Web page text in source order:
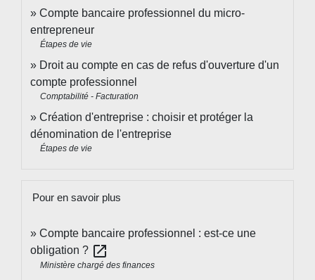
Compte bancaire professionnel du micro-
entrepreneur
Étapes de vie
Droit au compte en cas de refus d'ouverture d'un
compte professionnel
Comptabilité - Facturation
Création d'entreprise : choisir et protéger la
dénomination de l'entreprise
Étapes de vie
Pour en savoir plus
Compte bancaire professionnel : est-ce une
obligation ? open_in_new
Ministère chargé des finances